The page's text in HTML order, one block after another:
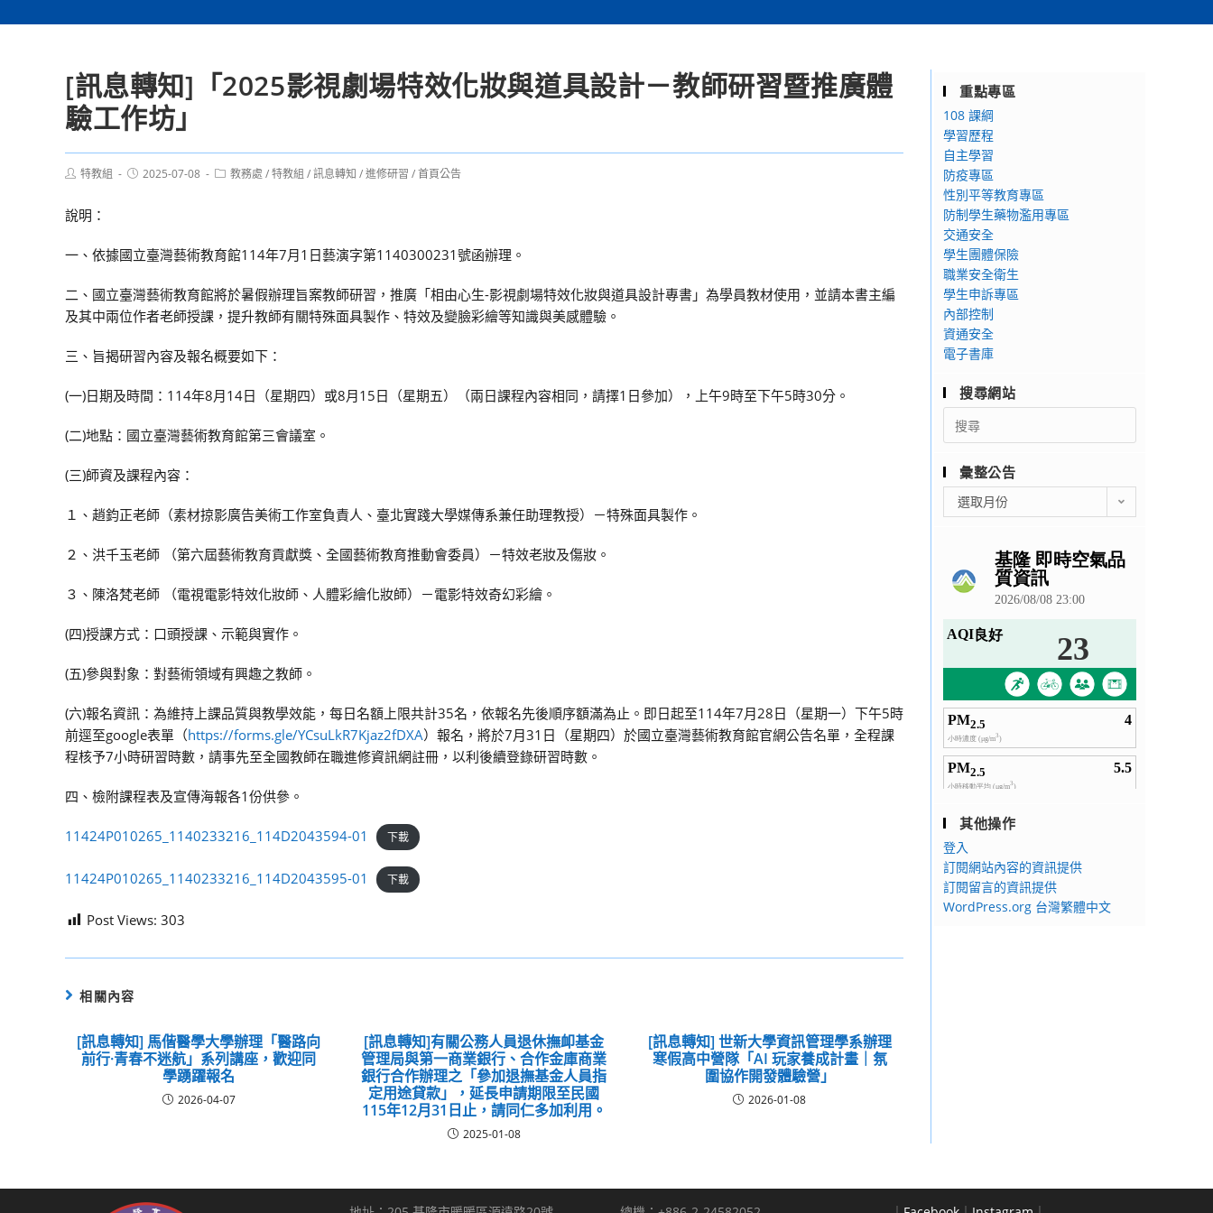
[訊息轉知]「2025影視劇場特效化妝與道具設計－教師研習暨推廣體
驗工作坊」
Post特教組
Post2025-07-08
Post教務處 /特教組 /訊息轉知 /進修研習 /首頁公告
說明：
一、依據國立臺灣藝術教育館114年7月1日藝演字第1140300231號函辦理。
二、國立臺灣藝術教育館將於暑假辦理旨案教師研習，推廣「相由心生-影視劇場特效化妝與道具設計專書」為學員教材使用，並請本書主編
及其中兩位作者老師授課，提升教師有關特殊面具製作、特效及變臉彩繪等知識與美感體驗。
三、旨揭研習內容及報名概要如下：
(一)日期及時間：114年8月14日（星期四）或8月15日（星期五）（兩日課程內容相同，請擇1日參加），上午9時至下午5時30分。
(二)地點：國立臺灣藝術教育館第三會議室。
(三)師資及課程內容：
１、趙鈞正老師（素材掠影廣告美術工作室負責人、臺北實踐大學媒傳系兼任助理教授）－特殊面具製作。
２、洪千玉老師 （第六屆藝術教育貢獻獎、全國藝術教育推動會委員）－特效老妝及傷妝。
３、陳洛梵老師 （電視電影特效化妝師、人體彩繪化妝師）－電影特效奇幻彩繪。
(四)授課方式：口頭授課、示範與實作。
(五)參與對象：對藝術領域有興趣之教師。
(六)報名資訊：為維持上課品質與教學效能，每日名額上限共計35名，依報名先後順序額滿為止。即日起至114年7月28日（星期一）下午5時
前逕至google表單（https://forms.gle/YCsuLkR7Kjaz2fDXA）報名，將於7月31日（星期四）於國立臺灣藝術教育館官網公告名單，全程課
程核予7小時研習時數，請事先至全國教師在職進修資訊網註冊，以利後續登錄研習時數。
四、檢附課程表及宣傳海報各1份供參。
11424P010265_1140233216_114D2043594-01 下載
11424P010265_1140233216_114D2043595-01 下載
Post Views: 303
相關內容
[訊息轉知] 馬偕醫學大學辦理「醫路向
前行·青春不迷航」系列講座，歡迎同
學踴躍報名
2026-04-07
[訊息轉知]有關公務人員退休撫卹基金
管理局與第一商業銀行、合作金庫商業
銀行合作辦理之「參加退撫基金人員指
定用途貸款」，延長申請期限至民國
115年12月31日止，請同仁多加利用。
2025-01-08
[訊息轉知] 世新大學資訊管理學系辦理
寒假高中營隊「AI 玩家養成計畫｜氛
圍協作開發體驗營」
2026-01-08
重點專區
108 課綱
學習歷程
自主學習
防疫專區
性別平等教育專區
防制學生藥物濫用專區
交通安全
學生團體保險
職業安全衛生
學生申訴專區
內部控制
資通安全
電子書庫
搜尋網站
Search
for:
彙整公告
整
選取月份
其他操作
登入
訂閱網站內容的資訊提供
訂閱留言的資訊提供
WordPress.org 台灣繁體中文